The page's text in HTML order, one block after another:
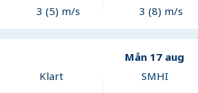
3 (5) m/s
3 (8) m/s
Mån 17 aug
Klart
SMHI